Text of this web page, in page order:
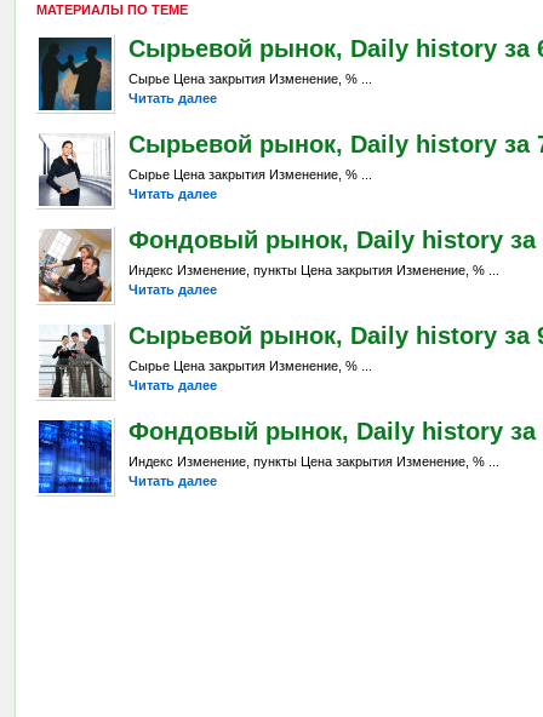
МАТЕРИАЛЫ ПО ТЕМЕ
Сырьевой рынок, Daily history за 6
Сырье Цена закрытия Изменение, % ...
Читать далее
Сырьевой рынок, Daily history за
Сырье Цена закрытия Изменение, % ...
Читать далее
Фондовый рынок, Daily history за
Индекс Изменение, пункты Цена закрытия Изменение, % ...
Читать далее
Сырьевой рынок, Daily history за
Сырье Цена закрытия Изменение, % ...
Читать далее
Фондовый рынок, Daily history за
Индекс Изменение, пункты Цена закрытия Изменение, % ...
Читать далее